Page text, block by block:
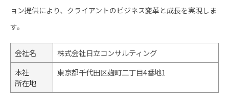
ョン提供により、クライアントのビジネス変革と成長を実現しま
す。
会社名
株式会社日立コンサルティング
本社
所在地
東京都千代田区麹町二丁目4番地1